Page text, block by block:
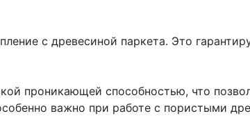
с древесиной паркета. Это
проникающей способностью, что
важно при работе с пористыми